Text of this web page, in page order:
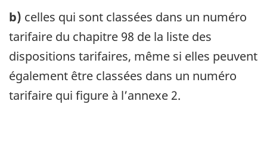
b) celles qui sont classées dans un numéro
tarifaire du chapitre 98 de la liste des
dispositions tarifaires, même si elles peuvent
également être classées dans un numéro
tarifaire qui figure à l’annexe 2.